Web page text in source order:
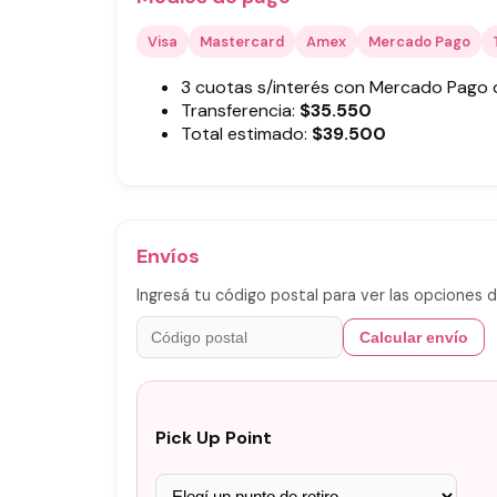
Visa Mastercard Amex Mercado Pago
3 cuotas s/interés con Mercado Pago
Transferencia: $35.550
Total estimado: $39.500
Envíos
Ingresá tu código postal para ver las opciones
Calcular envío
Pick Up Point